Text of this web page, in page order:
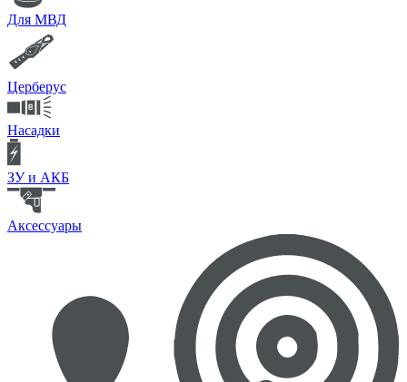
Для МВД
Церберус
Насадки
ЗУ и АКБ
Аксессуары